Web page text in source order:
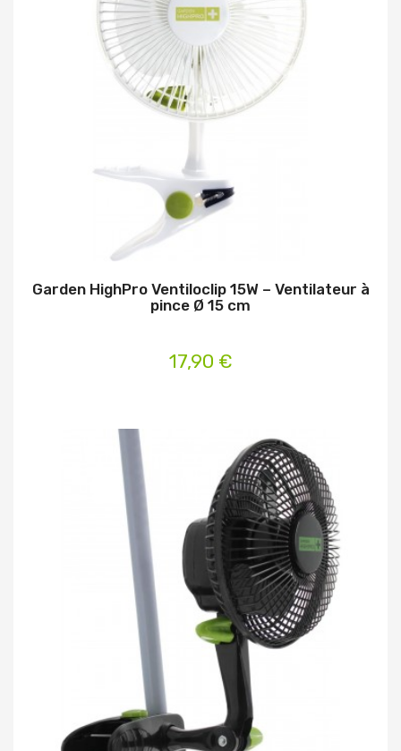
Garden HighPro Ventiloclip 15W – Ventilateur à
pince Ø 15 cm
17,90 €